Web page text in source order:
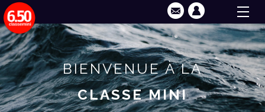
BIENVENUE À LA
CLASSE MINI